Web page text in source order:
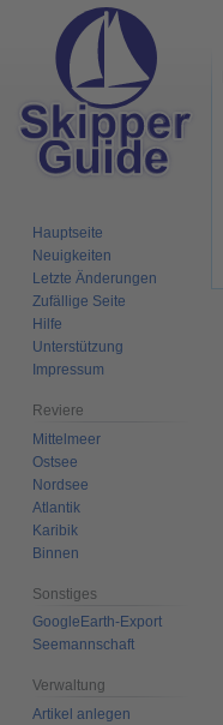
Hauptseite
Neuigkeiten
Letzte Änderungen
Zufällige Seite
Hilfe
Unterstützung
Impressum
Reviere
Mittelmeer
Ostsee
Nordsee
Atlantik
Karibik
Binnen
Sonstiges
GoogleEarth-Export
Seemannschaft
Verwaltung
Artikel anlegen